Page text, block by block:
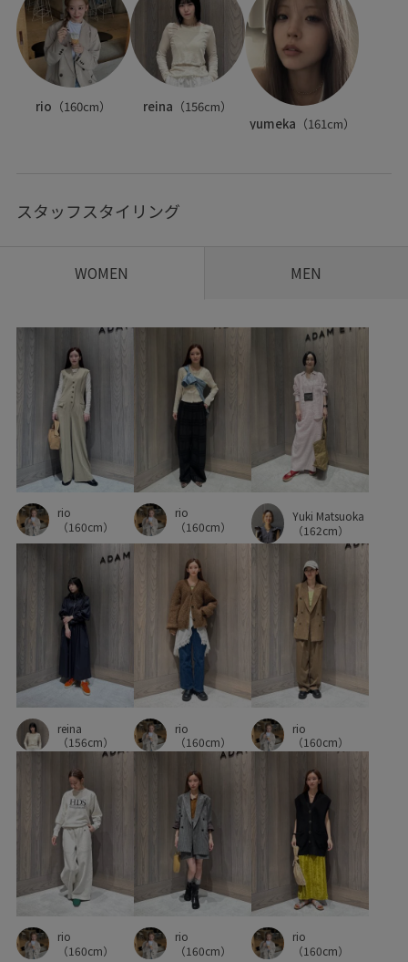
rio （160cm） reina （156cm）
yumeka （161cm）
スタッフスタイリング
WOMEN MEN
rio
（160cm）
rio
（160cm）
Yuki Matsuoka
（162cm）
reina
（156cm）
rio
（160cm）
rio
（160cm）
rio
（160cm）
rio
（160cm）
rio
（160cm）